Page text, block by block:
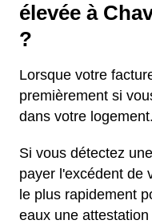
élevée à
?
Lorsque votre
premièrement si
dans votre logement.
Si vous détectez
payer l'excédent de
le plus rapidement
eaux une